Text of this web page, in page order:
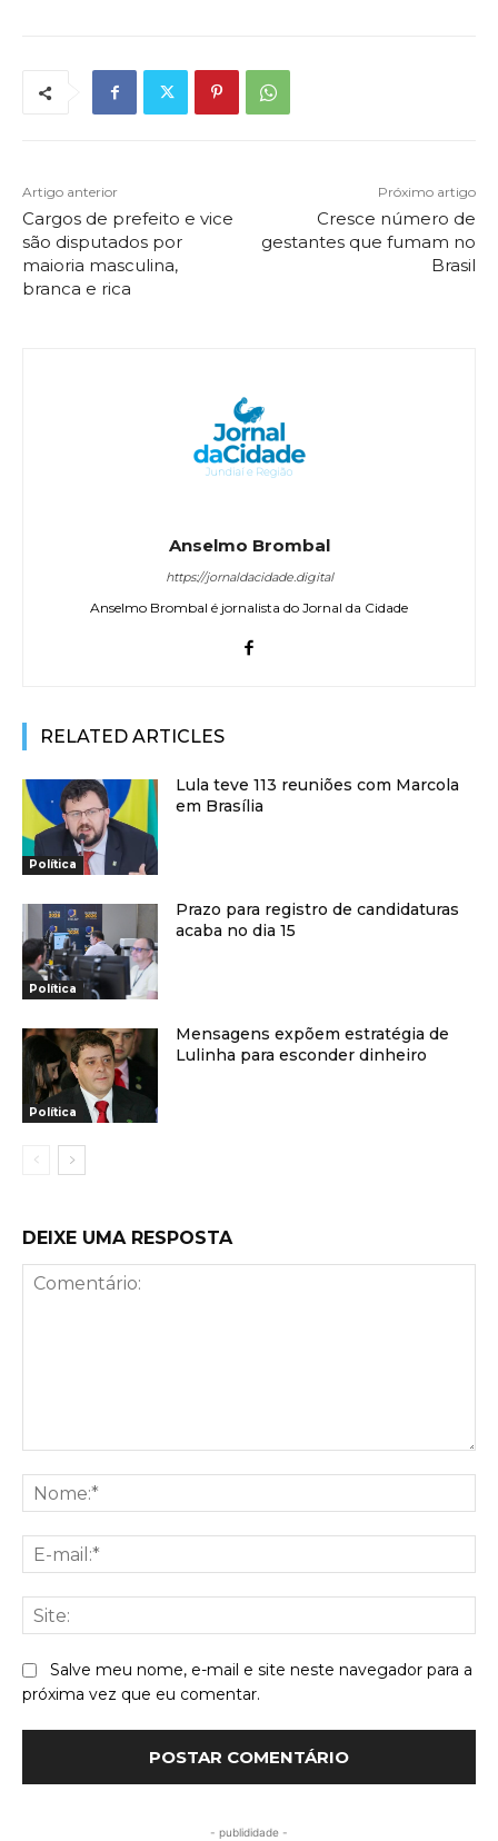
Artigo anterior
Cargos de prefeito e vice
são disputados por
maioria masculina,
branca e rica
Próximo artigo
Cresce número de
gestantes que fumam no
Brasil
Anselmo Brombal
https://jornaldacidade.digital
Anselmo Brombal é jornalista do Jornal da Cidade
RELATED ARTICLES
Política
Lula teve 113 reuniões com Marcola
em Brasília
Política
Prazo para registro de candidaturas
acaba no dia 15
Política
Mensagens expõem estratégia de
Lulinha para esconder dinheiro
DEIXE UMA RESPOSTA
Salve meu nome, e-mail e site neste navegador para a
próxima vez que eu comentar.
- publididade -